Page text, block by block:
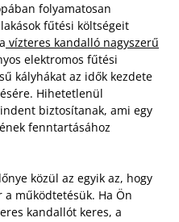
folyamatosan
fűtési költségeit
vízteres kandalló nagyszerű
elektromos fűtési
kályhákat az idők kezdete
Hihetetlenül
biztosítanak, ami egy
fenntartásához
közül az egyik az, hogy
a működtetésük. Ha Ön
kandallót keres, a